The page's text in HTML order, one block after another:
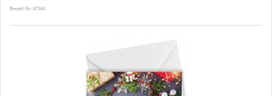
Bestell-Nr. 47344